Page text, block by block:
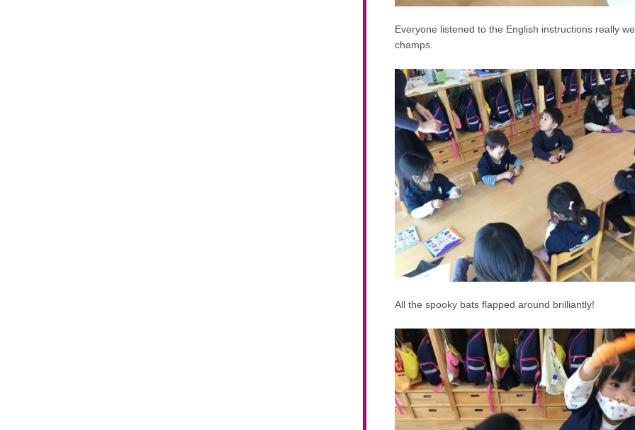
Everyone listened to the English instructions really
champs.
All the spooky bats flapped around brilliantly!